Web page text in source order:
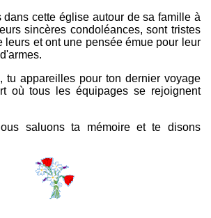
dans cette église autour de sa famille à
sincères condoléances, sont tristes
leurs et ont une pensée émue pour leur
tu appareilles pour ton dernier voyage
où tous les équipages se rejoignent
saluons ta mémoire et te disons